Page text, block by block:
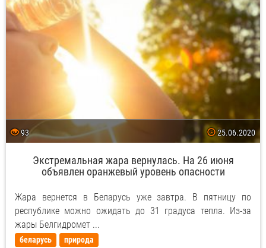
93 25.06.2020
Экстремальная жара вернулась. На 26 июня
объявлен оранжевый уровень опасности
Жара вернется в Беларусь уже завтра. В пятницу по
республике можно ожидать до 31 градуса тепла. Из-за
жары Белгидромет ...
беларусь природа